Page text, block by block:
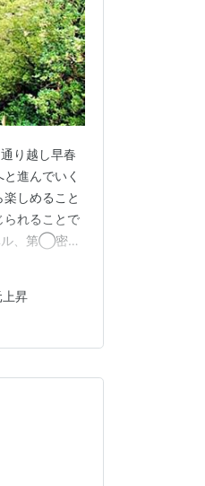
り越し早春
進んでいく
しめること
られることで
、第◯密度
ものもが存
上昇